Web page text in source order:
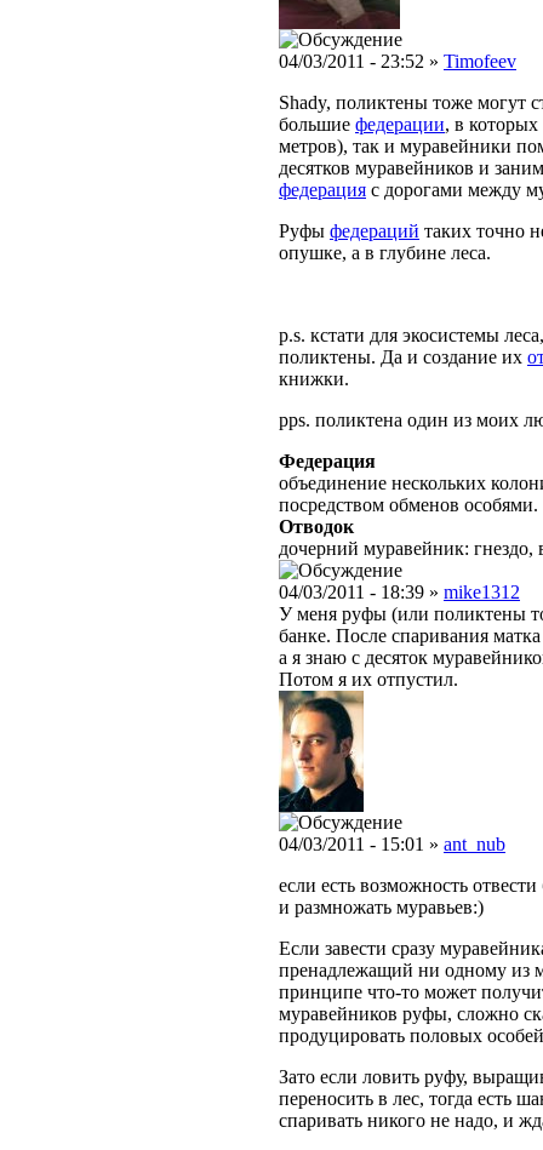
04/03/2011 - 23:52 » Timofeev
Shady, поликтены тоже могут
большие федерации, в
метров), так и муравейники
десятков муравейников и
федерация с дорогами между
Руфы федераций таких точно
опушке, а в глубине леса.
p.s. кстати для экосистемы
поликтены. Да и создание их
книжки.
pps. поликтена один из моих
Федерация
объединение нескольких
посредством обменов особями.
Отводок
дочерний муравейник: гнездо,
04/03/2011 - 18:39 » mike1312
У меня руфы (или поликтены
банке. После спаривания
а я знаю с десяток
Потом я их отпустил.
04/03/2011 - 15:01 » ant_nub
если есть возможность
и размножать муравьев:)
Если завести сразу
пренадлежащий ни одному из
принципе что-то может
муравейников руфы, сложно
продуцировать половых
Зато если ловить руфу,
переносить в лес, тогда есть
спаривать никого не надо, и